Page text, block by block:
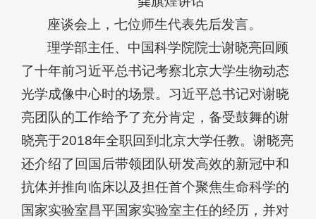
座谈会上，七位师生代表先后发言。
理学部主任、中国科学院院士谢晓亮回顾
了十年前习近平总书记考察北京大学生物动态
光学成像中心时的场景。习近平总书记对谢晓
亮团队的工作给予了充分肯定，备受鼓舞的谢
晓亮于2018年全职回到北京大学任教。谢晓亮
还介绍了回国后带领团队研发高效的新冠中和
抗体并推向临床以及担任首个聚焦生命科学的
国家实验室昌平国家实验室主任的经历，并对